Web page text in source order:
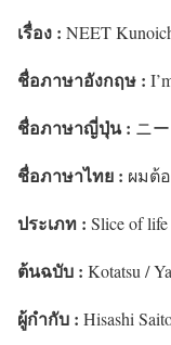
เรื่อง : NEET
ชื่อภาษาอังกฤษ :
ชื่อภาษาญี่ปุ่น : ニ
ชื่อภาษาไทย : ผมต้
ประเภท : Slice of
ต้นฉบับ : Kotatsu /
ผู้กำกับ : Hisashi